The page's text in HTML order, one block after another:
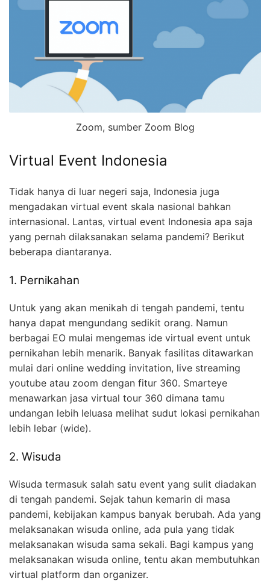
Zoom, sumber Zoom Blog
Virtual Event Indonesia
Tidak hanya di luar negeri saja, Indonesia juga
mengadakan virtual event skala nasional bahkan
internasional. Lantas, virtual event Indonesia apa saja
yang pernah dilaksanakan selama pandemi? Berikut
beberapa diantaranya.
1. Pernikahan
Untuk yang akan menikah di tengah pandemi, tentu
hanya dapat mengundang sedikit orang. Namun
berbagai EO mulai mengemas ide virtual event untuk
pernikahan lebih menarik. Banyak fasilitas ditawarkan
mulai dari online wedding invitation, live streaming
youtube atau zoom dengan fitur 360. Smarteye
menawarkan jasa virtual tour 360 dimana tamu
undangan lebih leluasa melihat sudut lokasi pernikahan
lebih lebar (wide).
2. Wisuda
Wisuda termasuk salah satu event yang sulit diadakan
di tengah pandemi. Sejak tahun kemarin di masa
pandemi, kebijakan kampus banyak berubah. Ada yang
melaksanakan wisuda online, ada pula yang tidak
melaksanakan wisuda sama sekali. Bagi kampus yang
melaksanakan wisuda online, tentu akan membutuhkan
virtual platform dan organizer.